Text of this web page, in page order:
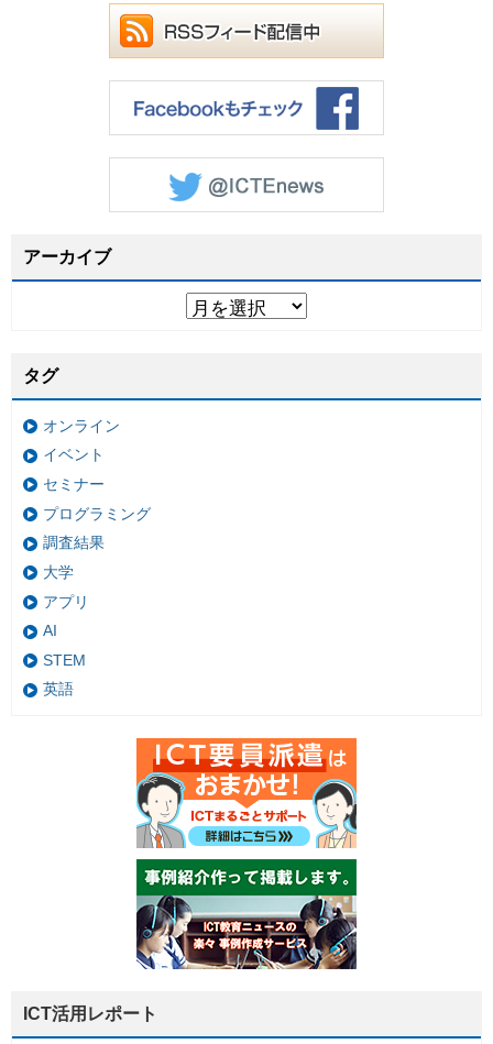
アーカイブ
タグ
オンライン
イベント
セミナー
プログラミング
調査結果
大学
アプリ
AI
STEM
英語
ICT活用レポート